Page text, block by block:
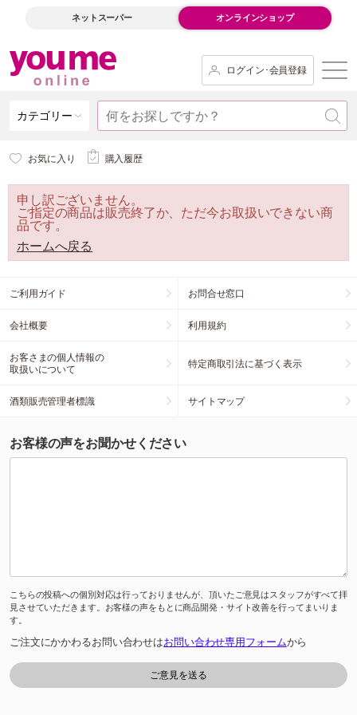
ネットスーパー オンラインショップ
ログイン･会員登録
カテゴリー
お気に入り 購入履歴
申し訳ございません。
ご指定の商品は販売終了か、ただ今お取扱いできない商
品です。
ホームへ戻る
ご利用ガイド お問合せ窓口
会社概要 利用規約
お客さまの個人情報の
取扱いについて
特定商取引法に基づく表示
酒類販売管理者標識 サイトマップ
お客様の声をお聞かせください
こちらの投稿への個別対応は行っておりませんが、頂いたご意見はスタッフがすべて拝
見させていただきます。お客様の声をもとに商品開発・サイト改善を行ってまいりま
す。
ご注文にかかわるお問い合わせはお問い合わせ専用フォームから